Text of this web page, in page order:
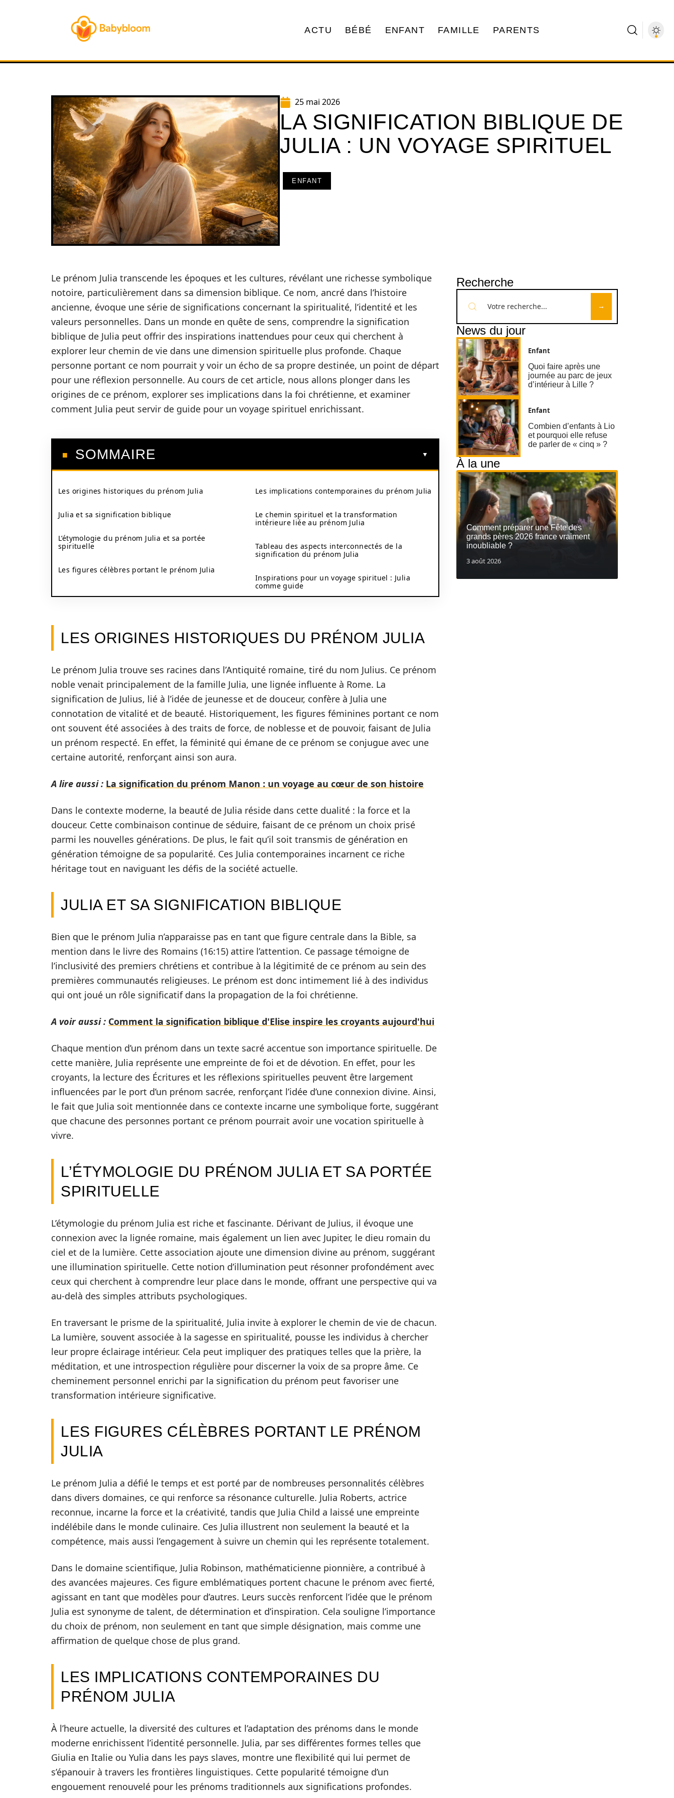
ACTU BÉBÉ ENFANT FAMILLE PARENTS
25 mai 2026
LA SIGNIFICATION BIBLIQUE DE
JULIA : UN VOYAGE SPIRITUEL
ENFANT
Le prénom Julia transcende les époques et les cultures, révélant une richesse symbolique
notoire, particulièrement dans sa dimension biblique. Ce nom, ancré dans l’histoire
ancienne, évoque une série de significations concernant la spiritualité, l’identité et les
valeurs personnelles. Dans un monde en quête de sens, comprendre la signification
biblique de Julia peut offrir des inspirations inattendues pour ceux qui cherchent à
explorer leur chemin de vie dans une dimension spirituelle plus profonde. Chaque
personne portant ce nom pourrait y voir un écho de sa propre destinée, un point de départ
pour une réflexion personnelle. Au cours de cet article, nous allons plonger dans les
origines de ce prénom, explorer ses implications dans la foi chrétienne, et examiner
comment Julia peut servir de guide pour un voyage spirituel enrichissant.
SOMMAIRE
Les origines historiques du prénom Julia
Julia et sa signification biblique
L’étymologie du prénom Julia et sa portée
spirituelle
Les figures célèbres portant le prénom Julia
Les implications contemporaines du prénom Julia
Le chemin spirituel et la transformation
intérieure liée au prénom Julia
Tableau des aspects interconnectés de la
signification du prénom Julia
Inspirations pour un voyage spirituel : Julia
comme guide
LES ORIGINES HISTORIQUES DU PRÉNOM JULIA
Le prénom Julia trouve ses racines dans l’Antiquité romaine, tiré du nom Julius. Ce prénom
noble venait principalement de la famille Julia, une lignée influente à Rome. La
signification de Julius, lié à l’idée de jeunesse et de douceur, confère à Julia une
connotation de vitalité et de beauté. Historiquement, les figures féminines portant ce nom
ont souvent été associées à des traits de force, de noblesse et de pouvoir, faisant de Julia
un prénom respecté. En effet, la féminité qui émane de ce prénom se conjugue avec une
certaine autorité, renforçant ainsi son aura.
A lire aussi : La signification du prénom Manon : un voyage au cœur de son histoire
Dans le contexte moderne, la beauté de Julia réside dans cette dualité : la force et la
douceur. Cette combinaison continue de séduire, faisant de ce prénom un choix prisé
parmi les nouvelles générations. De plus, le fait qu’il soit transmis de génération en
génération témoigne de sa popularité. Ces Julia contemporaines incarnent ce riche
héritage tout en naviguant les défis de la société actuelle.
JULIA ET SA SIGNIFICATION BIBLIQUE
Bien que le prénom Julia n’apparaisse pas en tant que figure centrale dans la Bible, sa
mention dans le livre des Romains (16:15) attire l’attention. Ce passage témoigne de
l’inclusivité des premiers chrétiens et contribue à la légitimité de ce prénom au sein des
premières communautés religieuses. Le prénom est donc intimement lié à des individus
qui ont joué un rôle significatif dans la propagation de la foi chrétienne.
A voir aussi : Comment la signification biblique d'Elise inspire les croyants aujourd'hui
Chaque mention d’un prénom dans un texte sacré accentue son importance spirituelle. De
cette manière, Julia représente une empreinte de foi et de dévotion. En effet, pour les
croyants, la lecture des Écritures et les réflexions spirituelles peuvent être largement
influencées par le port d’un prénom sacrée, renforçant l’idée d’une connexion divine. Ainsi,
le fait que Julia soit mentionnée dans ce contexte incarne une symbolique forte, suggérant
que chacune des personnes portant ce prénom pourrait avoir une vocation spirituelle à
vivre.
L’ÉTYMOLOGIE DU PRÉNOM JULIA ET SA PORTÉE
SPIRITUELLE
L’étymologie du prénom Julia est riche et fascinante. Dérivant de Julius, il évoque une
connexion avec la lignée romaine, mais également un lien avec Jupiter, le dieu romain du
ciel et de la lumière. Cette association ajoute une dimension divine au prénom, suggérant
une illumination spirituelle. Cette notion d’illumination peut résonner profondément avec
ceux qui cherchent à comprendre leur place dans le monde, offrant une perspective qui va
au-delà des simples attributs psychologiques.
En traversant le prisme de la spiritualité, Julia invite à explorer le chemin de vie de chacun.
La lumière, souvent associée à la sagesse en spiritualité, pousse les individus à chercher
leur propre éclairage intérieur. Cela peut impliquer des pratiques telles que la prière, la
méditation, et une introspection régulière pour discerner la voix de sa propre âme. Ce
cheminement personnel enrichi par la signification du prénom peut favoriser une
transformation intérieure significative.
LES FIGURES CÉLÈBRES PORTANT LE PRÉNOM
JULIA
Le prénom Julia a défié le temps et est porté par de nombreuses personnalités célèbres
dans divers domaines, ce qui renforce sa résonance culturelle. Julia Roberts, actrice
reconnue, incarne la force et la créativité, tandis que Julia Child a laissé une empreinte
indélébile dans le monde culinaire. Ces Julia illustrent non seulement la beauté et la
compétence, mais aussi l’engagement à suivre un chemin qui les représente totalement.
Dans le domaine scientifique, Julia Robinson, mathématicienne pionnière, a contribué à
des avancées majeures. Ces figure emblématiques portent chacune le prénom avec fierté,
agissant en tant que modèles pour d’autres. Leurs succès renforcent l’idée que le prénom
Julia est synonyme de talent, de détermination et d’inspiration. Cela souligne l’importance
du choix de prénom, non seulement en tant que simple désignation, mais comme une
affirmation de quelque chose de plus grand.
LES IMPLICATIONS CONTEMPORAINES DU
PRÉNOM JULIA
À l’heure actuelle, la diversité des cultures et l’adaptation des prénoms dans le monde
moderne enrichissent l’identité personnelle. Julia, par ses différentes formes telles que
Giulia en Italie ou Yulia dans les pays slaves, montre une flexibilité qui lui permet de
s’épanouir à travers les frontières linguistiques. Cette popularité témoigne d’un
engouement renouvelé pour les prénoms traditionnels aux significations profondes.
Recherche
News du jour
Enfant
Quoi faire après une
journée au parc de jeux
d’intérieur à Lille ?
Enfant
Combien d’enfants à Lio
et pourquoi elle refuse
de parler de « cinq » ?
À la une
Comment préparer une Fête des
grands pères 2026 france vraiment
inoubliable ?
3 août 2026